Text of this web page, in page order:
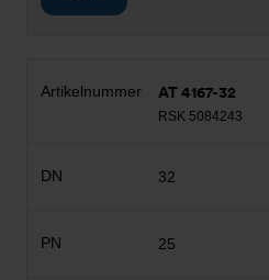
AT 4167-32
RSK 5084243
32
25